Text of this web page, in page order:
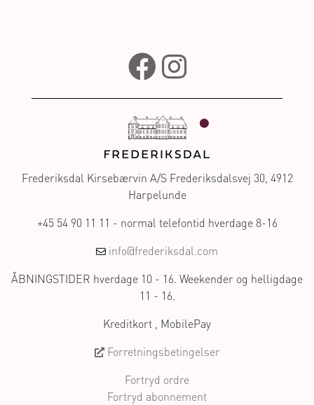
Frederiksdal Kirsebærvin A/S Frederiksdalsvej 30, 4912
Harpelunde
+45 54 90 11 11 - normal telefontid hverdage 8-16
info@frederiksdal.com
ÅBNINGSTIDER hverdage 10 - 16. Weekender og helligdage
11 - 16.
Kreditkort , MobilePay
Forretningsbetingelser
Fortryd ordre
Fortryd abonnement